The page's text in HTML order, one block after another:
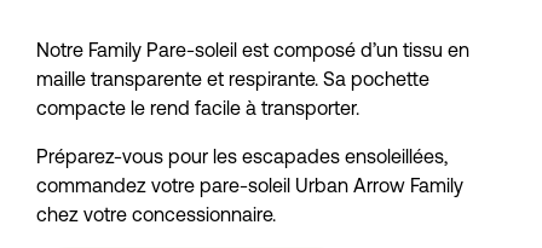
Notre Family Pare-soleil est composé d’un tissu en
maille transparente et respirante. Sa pochette
compacte le rend facile à transporter.
Préparez-vous pour les escapades ensoleillées,
commandez votre pare-soleil Urban Arrow Family
chez votre concessionnaire.